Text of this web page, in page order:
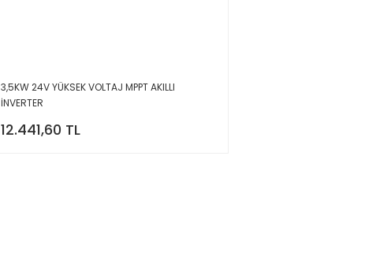
3,5KW 24V YÜKSEK VOLTAJ MPPT AKILLI
İNVERTER
12.441,60 TL